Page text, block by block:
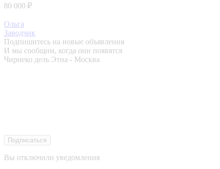
80 000 ₽
Ольга
Заводчик
Подпишитесь на новые объявления
И мы сообщим, когда они появятся
Чирнеко дель Этна - Москва
Подписаться
Вы отключили уведомления